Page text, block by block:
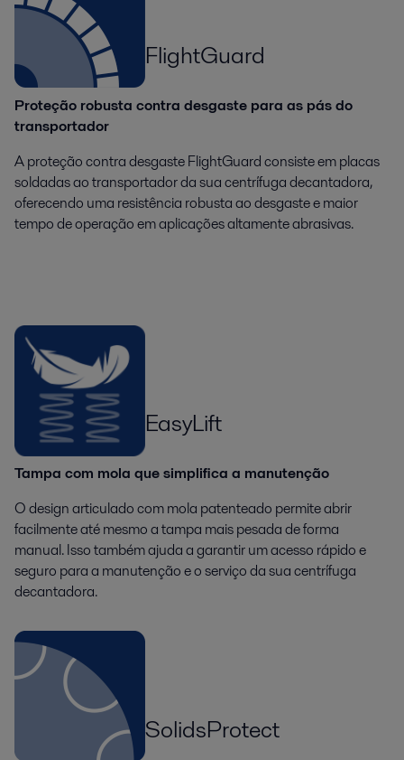
FlightGuard
Proteção robusta contra desgaste para as pás do
transportador
A proteção contra desgaste FlightGuard consiste em placas
soldadas ao transportador da sua centrífuga decantadora,
oferecendo uma resistência robusta ao desgaste e maior
tempo de operação em aplicações altamente abrasivas.
EasyLift
Tampa com mola que simplifica a manutenção
O design articulado com mola patenteado permite abrir
facilmente até mesmo a tampa mais pesada de forma
manual. Isso também ajuda a garantir um acesso rápido e
seguro para a manutenção e o serviço da sua centrífuga
decantadora.
SolidsProtect